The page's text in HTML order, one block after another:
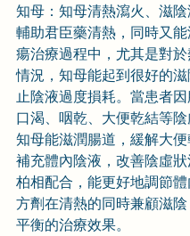
知母：知母清熱瀉火、滋
輔助君臣藥清熱，同時又
瘍治療過程中，尤其是對
情況，知母能起到很好的
止陰液過度損耗。當患者
口渴、咽乾、大便乾結等陰
知母能滋潤腸道，緩解大
補充體內陰液，改善陰虛
柏相配合，能更好地調節
方劑在清熱的同時兼顧滋
平衡的治療效果。